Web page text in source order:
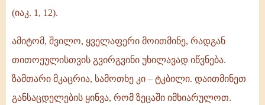
(იაკ. 1, 12).
ამიტომ, შვილო, ყველაფერი მოითმინე, რადგან
თითოეულისთვის გვირგვინი უხილავად იწვნება.
ზამთარი მკაცრია, სამოთხე კი – ტკბილი. დაითმინეთ
განსაცდელების ყინვა, რომ ზეცაში იმხიარულოთ.